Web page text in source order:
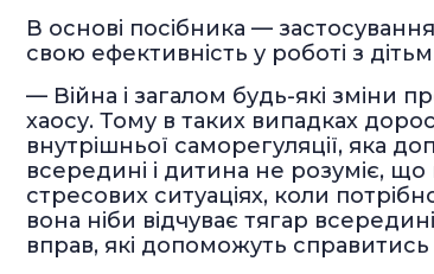
В основі посібника —
свою ефективність у роботі з
— Війна і загалом будь-які зміни
хаосу. Тому в таких випадках
внутрішньої саморегуляції, яка
всередині і дитина не розуміє, що
стресових ситуаціях, коли
вона ніби відчуває тягар
вправ, які допоможуть